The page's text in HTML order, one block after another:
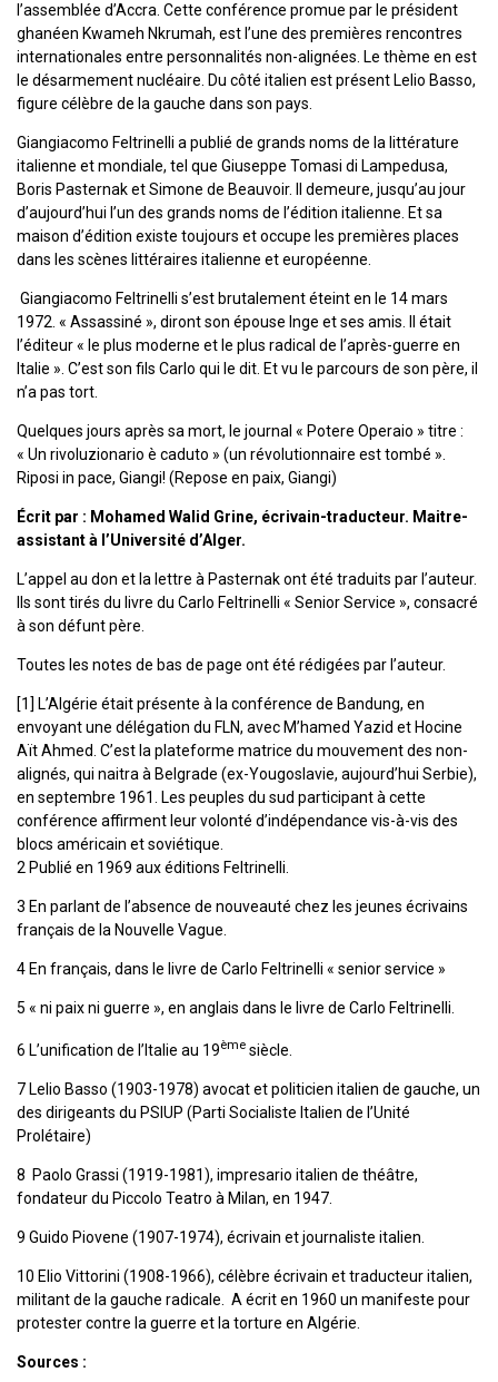
l’assemblée d’Accra. Cette conférence promue par le président
ghanéen Kwameh Nkrumah, est l’une des premières rencontres
internationales entre personnalités non-alignées. Le thème en est
le désarmement nucléaire. Du côté italien est présent Lelio Basso,
figure célèbre de la gauche dans son pays.
Giangiacomo Feltrinelli a publié de grands noms de la littérature
italienne et mondiale, tel que Giuseppe Tomasi di Lampedusa,
Boris Pasternak et Simone de Beauvoir. Il demeure, jusqu’au jour
d’aujourd’hui l’un des grands noms de l’édition italienne. Et sa
maison d’édition existe toujours et occupe les premières places
dans les scènes littéraires italienne et européenne.
Giangiacomo Feltrinelli s’est brutalement éteint en le 14 mars
1972. « Assassiné », diront son épouse Inge et ses amis. Il était
l’éditeur « le plus moderne et le plus radical de l’après-guerre en
Italie ». C’est son fils Carlo qui le dit. Et vu le parcours de son père, il
n’a pas tort.
Quelques jours après sa mort, le journal « Potere Operaio » titre :
« Un rivoluzionario è caduto » (un révolutionnaire est tombé ».
Riposi in pace, Giangi! (Repose en paix, Giangi)
Écrit par : Mohamed Walid Grine, écrivain-traducteur. Maitre-
assistant à l’Université d’Alger.
L’appel au don et la lettre à Pasternak ont été traduits par l’auteur.
Ils sont tirés du livre du Carlo Feltrinelli « Senior Service », consacré
à son défunt père.
Toutes les notes de bas de page ont été rédigées par l’auteur.
[1] L’Algérie était présente à la conférence de Bandung, en
envoyant une délégation du FLN, avec M’hamed Yazid et Hocine
Aït Ahmed. C’est la plateforme matrice du mouvement des non-
alignés, qui naitra à Belgrade (ex-Yougoslavie, aujourd’hui Serbie),
en septembre 1961. Les peuples du sud participant à cette
conférence affirment leur volonté d’indépendance vis-à-vis des
blocs américain et soviétique.
2 Publié en 1969 aux éditions Feltrinelli.
3 En parlant de l’absence de nouveauté chez les jeunes écrivains
français de la Nouvelle Vague.
4 En français, dans le livre de Carlo Feltrinelli « senior service »
5 « ni paix ni guerre », en anglais dans le livre de Carlo Feltrinelli.
6 L’unification de l’Italie au 19ème siècle.
7 Lelio Basso (1903-1978) avocat et politicien italien de gauche, un
des dirigeants du PSIUP (Parti Socialiste Italien de l’Unité
Prolétaire)
8 Paolo Grassi (1919-1981), impresario italien de théâtre,
fondateur du Piccolo Teatro à Milan, en 1947.
9 Guido Piovene (1907-1974), écrivain et journaliste italien.
10 Elio Vittorini (1908-1966), célèbre écrivain et traducteur italien,
militant de la gauche radicale. A écrit en 1960 un manifeste pour
protester contre la guerre et la torture en Algérie.
Sources :